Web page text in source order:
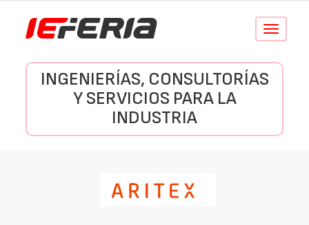
Conmutar
INGENIERÍAS, CONSULTORÍAS
Y SERVICIOS PARA LA
INDUSTRIA